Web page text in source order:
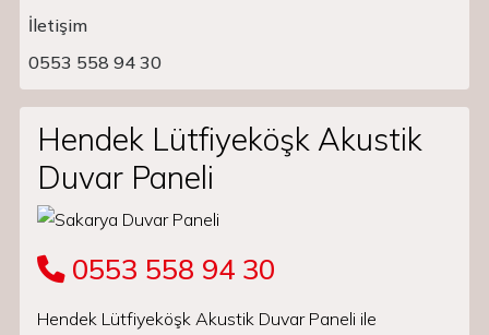
Main Navigation
İletişim
0553 558 94 30
Hendek Lütfiyeköşk Akustik
Duvar Paneli
0553 558 94 30
Hendek Lütfiyeköşk Akustik Duvar Paneli ile